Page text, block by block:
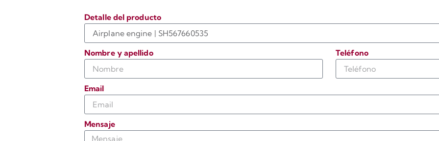
Detalle del producto
Nombre y apellido Teléfono
Email
Mensaje